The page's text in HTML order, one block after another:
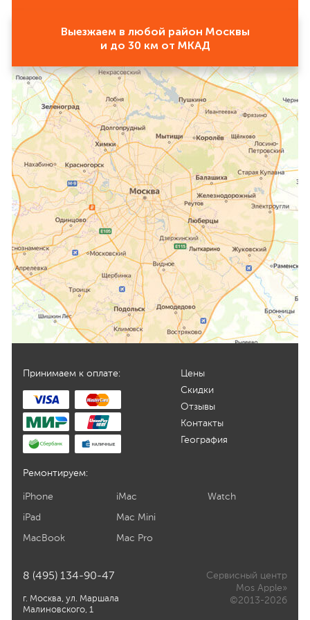
Выезжаем в любой район Москвы
и до 30 км от МКАД
Принимаем к оплате:
Цены
Скидки
Отзывы
Контакты
География
Ремонтируем:
iPhone
iPad
MacBook
iMac
Mac Mini
Mac Pro
Watch
8 (495) 134-90-47
г. Москва, ул. Маршала
Малиновского, 1
Сервисный центр
Mos Apple»
©2013-2026